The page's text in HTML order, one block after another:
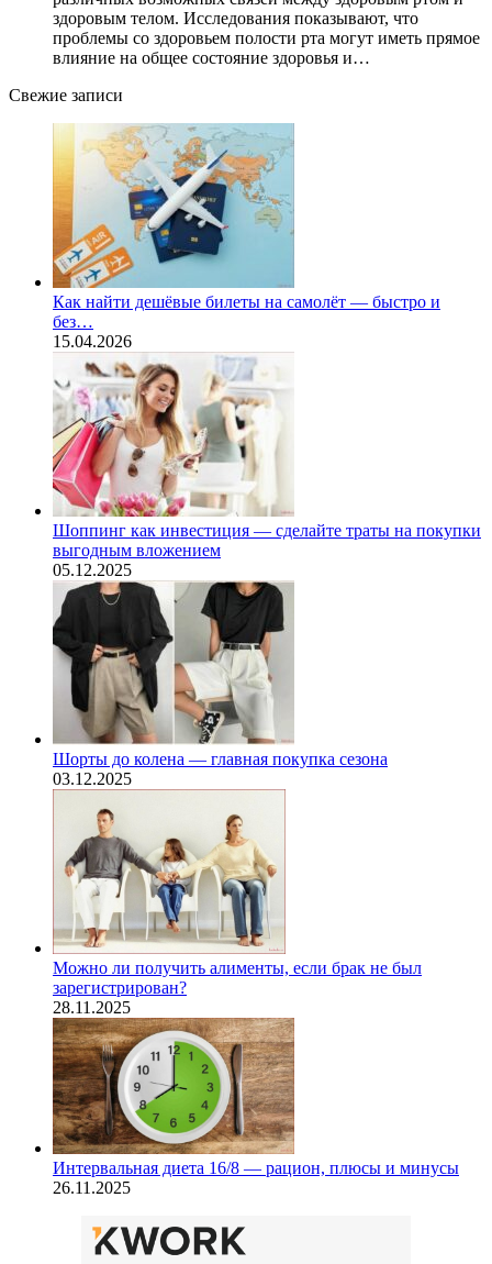
здоровым телом. Исследования показывают, что
проблемы со здоровьем полости рта могут иметь прямое
влияние на общее состояние здоровья и…
Свежие записи
Как найти дешёвые билеты на самолёт — быстро и
без…
15.04.2026
Шоппинг как инвестиция — сделайте траты на покупки
выгодным вложением
05.12.2025
Шорты до колена — главная покупка сезона
03.12.2025
Можно ли получить алименты, если брак не был
зарегистрирован?
28.11.2025
Интервальная диета 16/8 — рацион, плюсы и минусы
26.11.2025